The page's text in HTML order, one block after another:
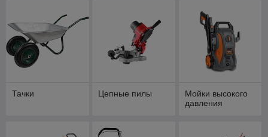
Тачки Цепные пилы
Мойки высокого
давления